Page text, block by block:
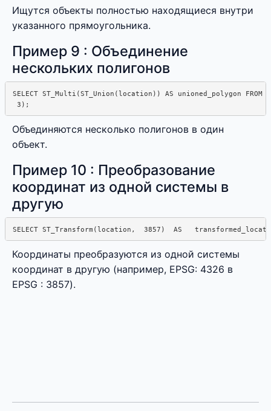
Ищутся объекты полностью находящиеся внутри
указанного прямоугольника.
Пример 9 : Объединение
нескольких полигонов
SELECT ST_Multi(ST_Union(location)) AS unioned_polygon
Объединяются несколько полигонов в один
объект.
Пример 10 : Преобразование
координат из одной системы в
другую
Координаты преобразуются из одной системы
координат в другую (например, EPSG: 4326 в
EPSG : 3857).